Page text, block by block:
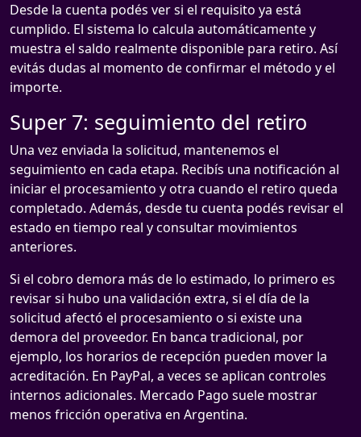
Desde la cuenta podés ver si el requisito ya está
cumplido. El sistema lo calcula automáticamente y
muestra el saldo realmente disponible para retiro. Así
evitás dudas al momento de confirmar el método y el
importe.
Super 7: seguimiento del retiro
Una vez enviada la solicitud, mantenemos el
seguimiento en cada etapa. Recibís una notificación al
iniciar el procesamiento y otra cuando el retiro queda
completado. Además, desde tu cuenta podés revisar el
estado en tiempo real y consultar movimientos
anteriores.
Si el cobro demora más de lo estimado, lo primero es
revisar si hubo una validación extra, si el día de la
solicitud afectó el procesamiento o si existe una
demora del proveedor. En banca tradicional, por
ejemplo, los horarios de recepción pueden mover la
acreditación. En PayPal, a veces se aplican controles
internos adicionales. Mercado Pago suele mostrar
menos fricción operativa en Argentina.